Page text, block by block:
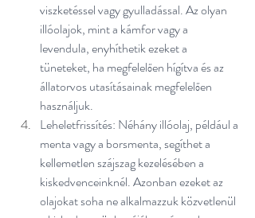
viszketéssel vagy gyulladással. Az olyan
illóolajok, mint a kámfor vagy a
levendula, enyhíthetik ezeket a
tüneteket, ha megfelelően hígítva és az
állatorvos utasításainak megfelelően
használjuk.
Leheletfrissítés: Néhány illóolaj, például a
menta vagy a borsmenta, segíthet a
kellemetlen szájszag kezelésében a
kiskedvenceinknél. Azonban ezeket az
olajokat soha ne alkalmazzuk közvetlenül